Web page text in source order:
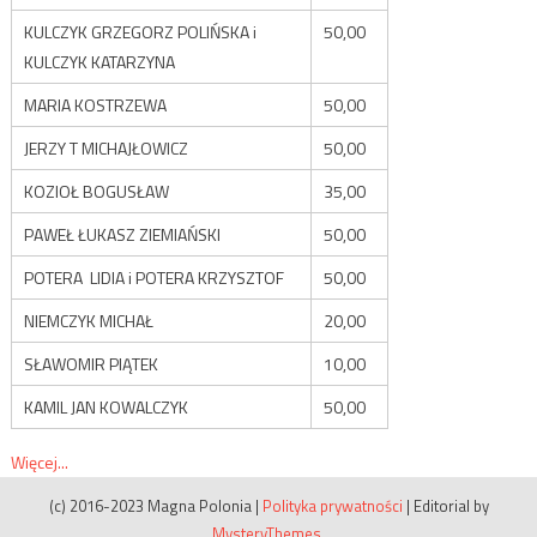
KULCZYK GRZEGORZ POLIŃSKA i
KULCZYK KATARZYNA
50,00
MARIA KOSTRZEWA
50,00
JERZY T MICHAJŁOWICZ
50,00
KOZIOŁ BOGUSŁAW
35,00
PAWEŁ ŁUKASZ ZIEMIAŃSKI
50,00
POTERA LIDIA i POTERA KRZYSZTOF
50,00
NIEMCZYK MICHAŁ
20,00
SŁAWOMIR PIĄTEK
10,00
KAMIL JAN KOWALCZYK
50,00
Więcej...
(c) 2016-2023 Magna Polonia | Polityka prywatności | Editorial by